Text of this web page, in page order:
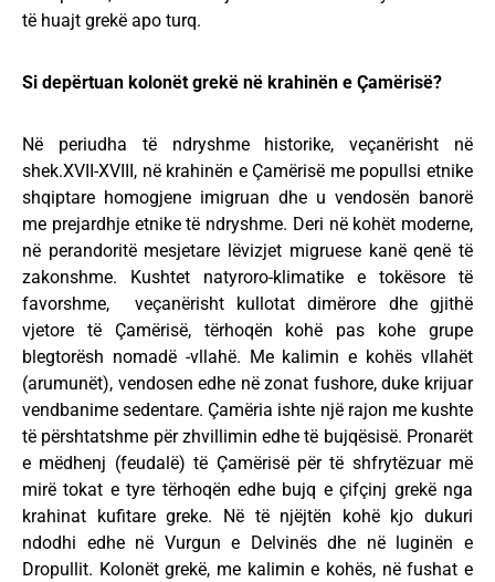
të huajt grekë apo turq.
Si depërtuan kolonët grekë në krahinën e Çamërisë?
Në periudha të ndryshme historike, veçanërisht në
shek.XVII-XVIII, në krahinën e Çamërisë me popullsi etnike
shqiptare homogjene imigruan dhe u vendosën banorë
me prejardhje etnike të ndryshme. Deri në kohët moderne,
në perandoritë mesjetare lëvizjet migruese kanë qenë të
zakonshme. Kushtet natyroro-klimatike e tokësore të
favorshme, veçanërisht kullotat dimërore dhe gjithë
vjetore të Çamërisë, tërhoqën kohë pas kohe grupe
blegtorësh nomadë -vllahë. Me kalimin e kohës vllahët
(arumunët), vendosen edhe në zonat fushore, duke krijuar
vendbanime sedentare. Çamëria ishte një rajon me kushte
të përshtatshme për zhvillimin edhe të bujqësisë. Pronarët
e mëdhenj (feudalë) të Çamërisë për të shfrytëzuar më
mirë tokat e tyre tërhoqën edhe bujq e çifçinj grekë nga
krahinat kufitare greke. Në të njëjtën kohë kjo dukuri
ndodhi edhe në Vurgun e Delvinës dhe në luginën e
Dropullit. Kolonët grekë, me kalimin e kohës, në fushat e